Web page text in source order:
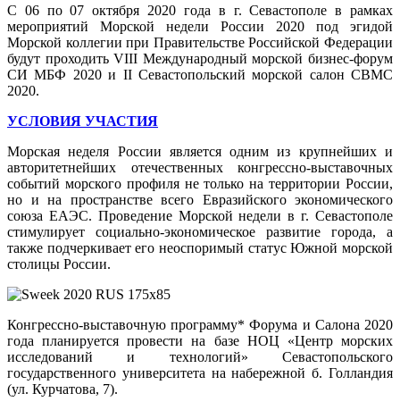
С 06 по 07 октября 2020 года в г. Севастополе в рамках
мероприятий Морской недели России 2020 под эгидой
Морской коллегии при Правительстве Российской Федерации
будут проходить VIII Международный морской бизнес-форум
СИ МБФ 2020 и II Севастопольский морской салон СВМС
2020.
УСЛОВИЯ УЧАСТИЯ
Морская неделя России является одним из крупнейших и
авторитетнейших отечественных конгрессно-выставочных
событий морского профиля не только на территории России,
но и на пространстве всего Евразийского экономического
союза ЕАЭС. Проведение Морской недели в г. Севастополе
стимулирует социально-экономическое развитие города, а
также подчеркивает его неоспоримый статус Южной морской
столицы России.
Конгрессно-выставочную программу* Форума и Салона 2020
года планируется провести на базе НОЦ «Центр морских
исследований и технологий» Севастопольского
государственного университета на набережной б. Голландия
(ул. Курчатова, 7).